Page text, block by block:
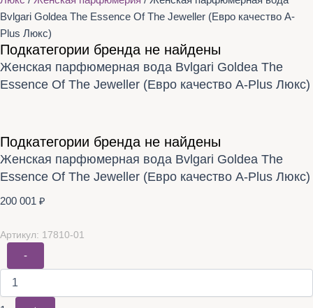
Bvlgari Goldea The Essence Of The Jeweller (Евро качество A-
Plus Люкс)​
Подкатегории бренда не найдены
Женская парфюмерная вода Bvlgari Goldea The
Essence Of The Jeweller (Евро качество A-Plus Люкс)​
Подкатегории бренда не найдены
Женская парфюмерная вода Bvlgari Goldea The
Essence Of The Jeweller (Евро качество A-Plus Люкс)​
200 001 ₽
Артикул: 17810-01
-